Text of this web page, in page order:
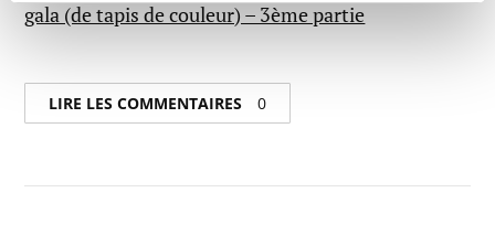
gala (de tapis de couleur) – 3ème partie
LIRE LES COMMENTAIRES 0